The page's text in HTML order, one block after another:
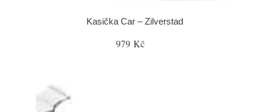
Kasička Car – Zilverstad
979 Kč